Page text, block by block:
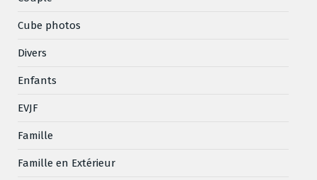
Cube photos
Divers
Enfants
EVJF
Famille
Famille en Extérieur